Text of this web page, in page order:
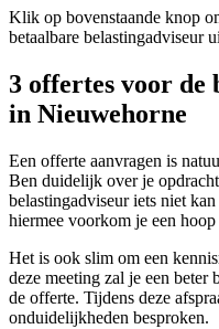
Klik op bovenstaande knop
betaalbare belastingadviseur
3 offertes voor de
in Nieuwehorne
Een offerte aanvragen is
Ben duidelijk over je
belastingadviseur iets niet
hiermee voorkom je een
Het is ook slim om een
deze meeting zal je een beter
de offerte. Tijdens deze
onduidelijkheden besproken.